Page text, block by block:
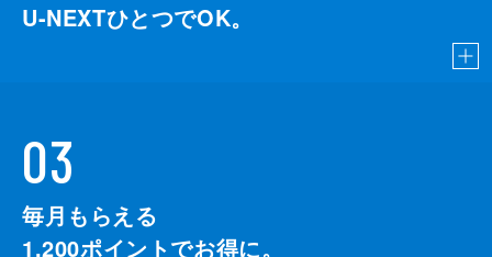
U-NEXTひとつでOK。
03
毎月もらえる
1,200ポイントでお得に。